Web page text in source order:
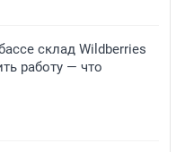
склад Wildberries
работу — что